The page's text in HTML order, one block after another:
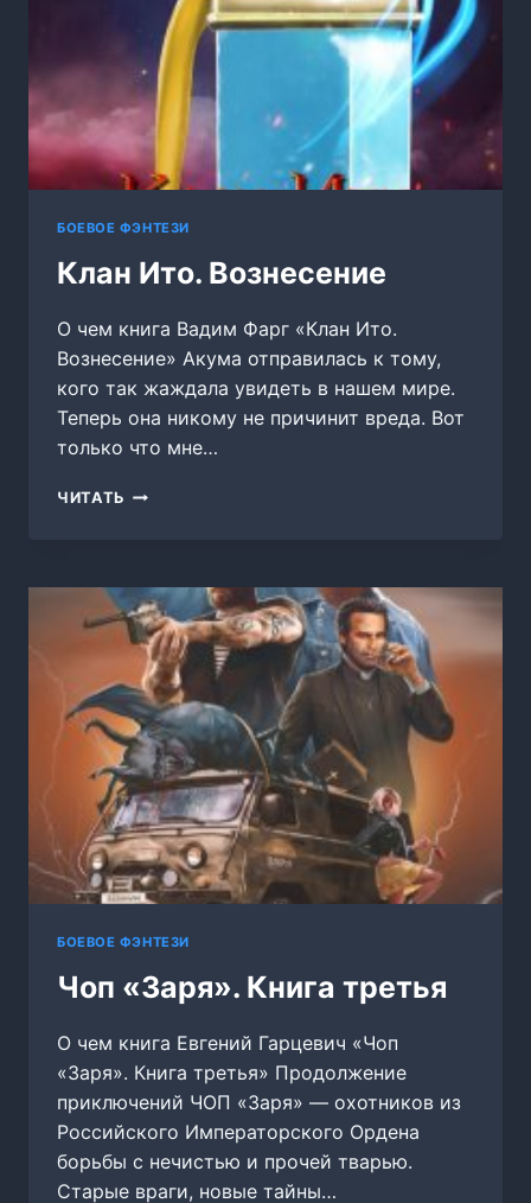
БОЕВОЕ ФЭНТЕЗИ
Клан Ито. Вознесение
О чем книга Вадим Фарг «Клан Ито.
Вознесение» Акума отправилась к тому,
кого так жаждала увидеть в нашем мире.
Теперь она никому не причинит вреда. Вот
только что мне…
ЧИТАТЬ КЛАН
БОЕВОЕ ФЭНТЕЗИ
Чоп «Заря». Книга третья
О чем книга Евгений Гарцевич «Чоп
«Заря». Книга третья» Продолжение
приключений ЧОП «Заря» — охотников из
Российского Императорского Ордена
борьбы с нечистью и прочей тварью.
Старые враги, новые тайны…